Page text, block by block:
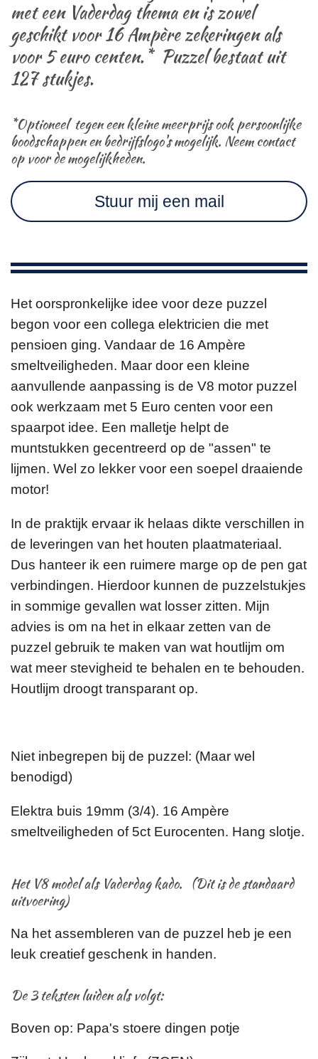
met een Vaderdag thema en is zowel
geschikt voor 16 Ampère zekeringen als
voor 5 euro centen. * Puzzel bestaat uit
127 stukjes.
*Optioneel tegen een kleine meerprijs ook persoonlijke
boodschappen en bedrijfslogo's mogelijk. Neem contact
op voor de mogelijkheden.
Stuur mij een mail
Het oorspronkelijke idee voor deze puzzel
begon voor een collega elektricien die met
pensioen ging. Vandaar de 16 Ampère
smeltveiligheden. Maar door een kleine
aanvullende aanpassing is de V8 motor puzzel
ook werkzaam met 5 Euro centen voor een
spaarpot idee. Een malletje helpt de
muntstukken gecentreerd op de "assen" te
lijmen. Wel zo lekker voor een soepel draaiende
motor!
In de praktijk ervaar ik helaas dikte verschillen in
de leveringen van het houten plaatmateriaal.
Dus hanteer ik een ruimere marge op de pen gat
verbindingen. Hierdoor kunnen de puzzelstukjes
in sommige gevallen wat losser zitten. Mijn
advies is om na het in elkaar zetten van de
puzzel gebruik te maken van wat houtlijm om
wat meer stevigheid te behalen en te behouden.
Houtlijm droogt transparant op.
Niet inbegrepen bij de puzzel: (Maar wel
benodigd)
Elektra buis 19mm (3/4). 16 Ampère
smeltveiligheden of 5ct Eurocenten. Hang slotje.
Het V8 model als Vaderdag kado. (Dit is de standaard
uitvoering)
Na het assembleren van de puzzel heb je een
leuk creatief geschenk in handen.
De 3 teksten luiden als volgt:
Boven op: Papa's stoere dingen potje